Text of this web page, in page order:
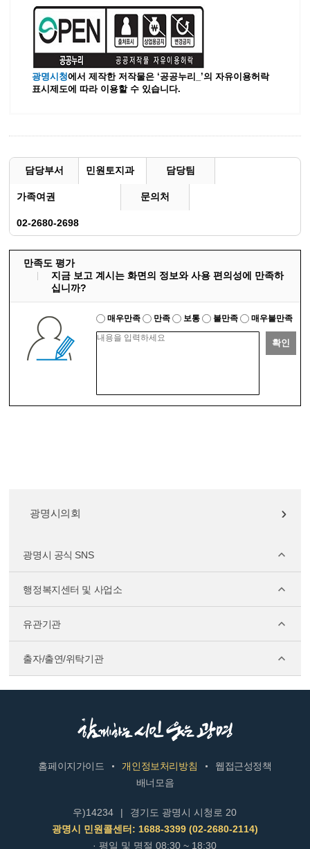
광명시청에서 제작한 저작물은 ‘공공누리_’의 자유이용허락
표시제도에 따라 이용할 수 있습니다.
담당부서 민원토지과 담당팀
가족여권 문의처
02-2680-2698
만족도 평가
지금 보고 계시는 화면의 정보와 사용 편의성에 만족하
십니까?
매우만족 만족 보통 불만족 매우불만족
확인
광명시의회
광명시 공식 SNS
행정복지센터 및 사업소
유관기관
출자/출연/위탁기관
홈페이지가이드 개인정보처리방침
웹접근성정책
배너모음
우)14234 |
경기도 광명시 시청로 20
광명시 민원콜센터: 1688-3399 (02-2680-2114)
· 평일 및 명절 08:30 ~ 18:30